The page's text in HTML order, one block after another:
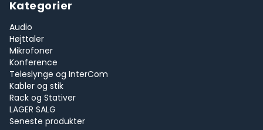
Kategorier
Audio
Højttaler
Mikrofoner
Konference
Teleslynge og InterCom
Kabler og stik
Rack og Stativer
LAGER SALG
Seneste produkter